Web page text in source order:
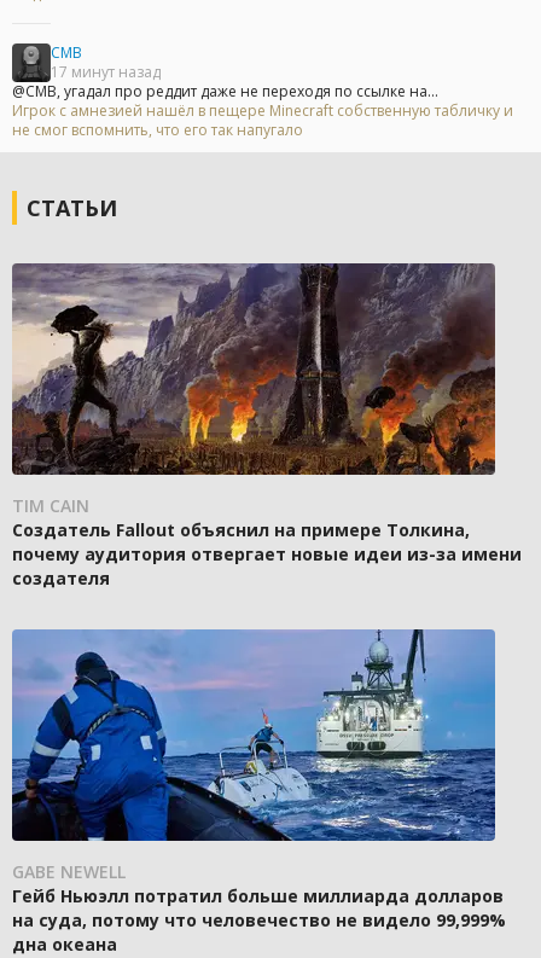
CMB
17 минут назад
@CMB, угадал про реддит даже не переходя по ссылке на...
Игрок с амнезией нашёл в пещере Minecraft собственную табличку и
не смог вспомнить, что его так напугало
СТАТЬИ
TIM CAIN
Создатель Fallout объяснил на примере Толкина,
почему аудитория отвергает новые идеи из-за имени
создателя
GABE NEWELL
Гейб Ньюэлл потратил больше миллиарда долларов
на суда, потому что человечество не видело 99,999%
дна океана